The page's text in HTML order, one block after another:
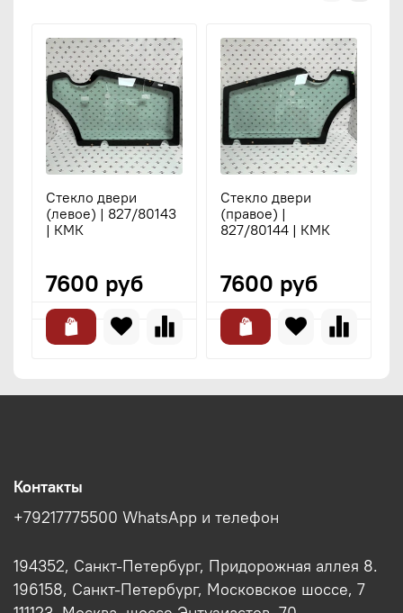
Стекло двери
(левое) | 827/80143
| КМК
7600 руб
Стекло двери
(правое) |
827/80144 | КМК
7600 руб
Контакты
+79217775500 WhatsApp и телефон
194352, Санкт-Петербург, Придорожная аллея 8.
196158, Санкт-Петербург, Московское шоссе, 7